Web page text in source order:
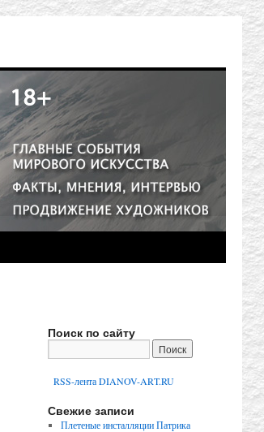
Поиск по сайту
RSS-лента DIANOV-ART.RU
Свежие записи
Плетеные инсталляции Патрика